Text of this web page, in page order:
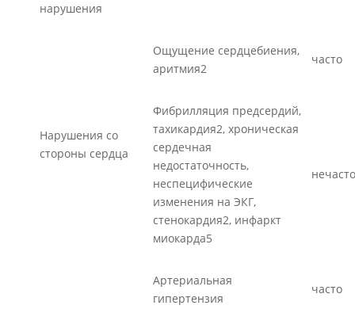
нарушения
Нарушения со
стороны сердца
Ощущение сердцебиения,
аритмия2
часто
Фибрилляция предсердий,
тахикардия2, хроническая
сердечная
недостаточность,
неспецифические
изменения на ЭКГ,
стенокардия2, инфаркт
миокарда5
нечасто
Артериальная
гипертензия
часто